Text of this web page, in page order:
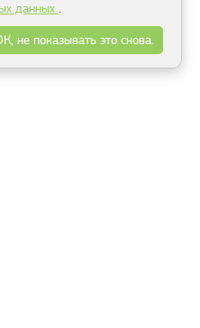
данных .
не показывать это снова.